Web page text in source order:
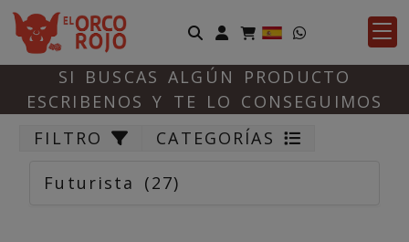
Identifícate
SI BUSCAS ALGÚN PRODUCTO
ESCRIBENOS Y TE LO CONSEGUIMOS
FILTRO
CATEGORÍAS
Futurista (27)